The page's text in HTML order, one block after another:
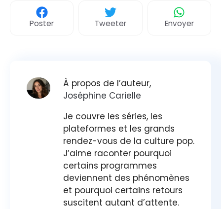
Poster Tweeter Envoyer
À propos de l’auteur,
Joséphine Carielle
Je couvre les séries, les
plateformes et les grands
rendez-vous de la culture pop.
J’aime raconter pourquoi
certains programmes
deviennent des phénomènes
et pourquoi certains retours
suscitent autant d’attente.